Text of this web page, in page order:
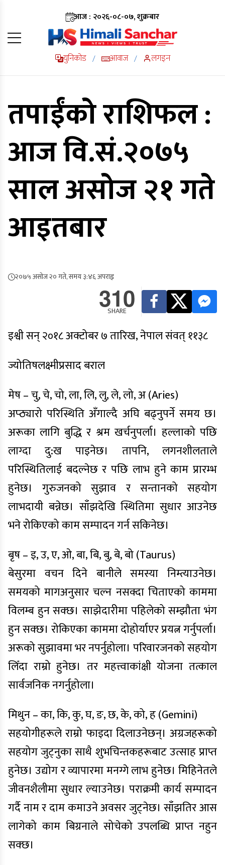
आज : २०२६-०८-०७, शुक्रबार
युनिकोड / आवाज / लगइन
तपाईंको राशिफल :
आज वि.सं.२०७५
साल असोज २१ गते
आइतबार
२०७५ असोज २० गते, समय ३:४६ अपराह्न
310
SHARE
इश्वी सन्२०१८अक्टोबर ७ तारिख, नेपाल संवत्११३८
ज्योतिषलक्ष्मीप्रसाद बराल
मेष – चु, चे, चो, ला, लि, लु, ले, लो, अ (Aries)
अप्ठ्यारो परिस्थिति अँगाल्दै अघि बढ्नुपर्ने समय छ।
अरूका लागि बुद्धि र श्रम खर्चनुपर्ला। हल्लाको पछि
लाग्दा दु:ख पाइनेछ। तापनि, लगनशीलताले
परिस्थितिलाई बदल्नेछ र पछि लाभ हुने काम प्रारम्भ
हुनेछ। गुरुजनको सुझाव र सन्तानको सहयोग
लाभदायी बन्नेछ। साँझदेखि स्थितिमा सुधार आउनेछ
भने रोकिएको काम सम्पादन गर्न सकिनेछ।
बृष – इ, उ, ए, ओ, बा, बि, बु, बे, बो (Taurus)
बेसुरमा वचन दिने बानीले समस्या निम्त्याउनेछ।
समयको मागअनुसार चल्न नसक्दा चिताएको काममा
विलम्ब हुन सक्छ। साझेदारीमा पहिलेको सम्झौता भंग
हुन सक्छ। रोकिएका काममा दोहोर्याएर प्रयत्न गर्नुपर्ला।
अरूको सुझावमा भर नपर्नुहोला। परिवारजनको सहयोग
लिँदा राम्रो हुनेछ। तर महत्त्वाकांक्षी योजना तत्काल
सार्वजनिक नगर्नुहोला।
मिथुन – का, कि, कु, घ, ङ, छ, के, को, ह (Gemini)
सहयोगीहरूले राम्रो फाइदा दिलाउनेछन्। अग्रजहरूको
सहयोग जुट्नुका साथै शुभचिन्तकहरूबाट उत्साह प्राप्त
हुनेछ। उद्योग र व्यापारमा मनग्गे लाभ हुनेछ। मिहिनेतले
जीवनशैलीमा सुधार ल्याउनेछ। पराक्रमी कार्य सम्पादन
गर्दै नाम र दाम कमाउने अवसर जुट्नेछ। साँझतिर आस
लागेको काम बिग्रनाले सोचेको उपलब्धि प्राप्त नहुन
सक्छ।